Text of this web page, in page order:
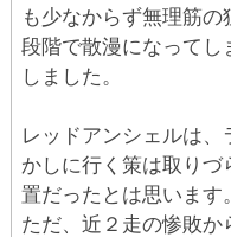
も少なからず無理筋
段階で散漫になってし
しました。
レッドアンシェルは
かしに行く策は取り
置だったとは思います。
ただ、近２走の惨敗か